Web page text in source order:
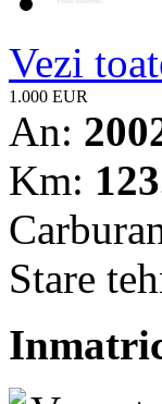
Vezi
1.000 EUR
An:
Km:
Stare